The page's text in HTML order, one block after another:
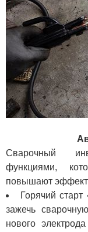
Сварочный
функциями,
повышают
Горячий
зажечь
нового